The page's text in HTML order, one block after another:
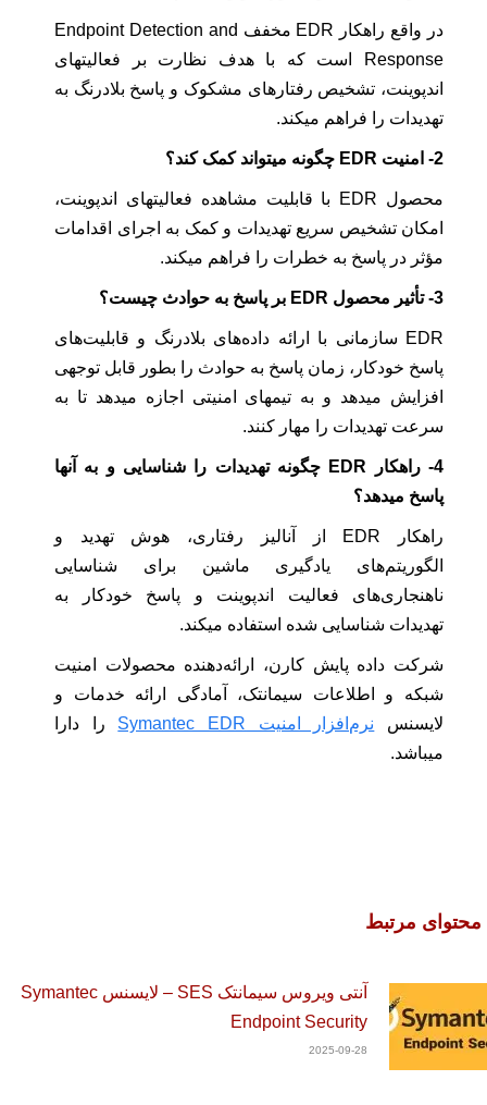
در واقع راهکار EDR مخفف Endpoint Detection and
Response است که با هدف نظارت بر فعالیتهای
اندپوینت، تشخیص رفتارهای مشکوک و پاسخ بلادرنگ به
تهدیدات را فراهم میکند.
2- امنیت EDR چگونه میتواند کمک کند؟
محصول EDR با قابلیت مشاهده فعالیتهای اندپوینت،
امکان تشخیص سریع تهدیدات و کمک به اجرای اقدامات
مؤثر در پاسخ به خطرات را فراهم میکند.
3- تأثیر محصول EDR بر پاسخ به حوادث چیست؟
EDR سازمانی با ارائه داده‌های بلادرنگ و قابلیت‌های
پاسخ خودکار، زمان پاسخ به حوادث را بطور قابل توجهی
افزایش میدهد و به تیمهای امنیتی اجازه میدهد تا به
سرعت تهدیدات را مهار کنند.
4- راهکار EDR چگونه تهدیدات را شناسایی و به آنها
پاسخ میدهد؟
راهکار EDR از آنالیز رفتاری، هوش تهدید و
الگوریتم‌های یادگیری ماشین برای شناسایی
ناهنجاری‌های فعالیت اندپوینت و پاسخ خودکار به
تهدیدات شناسایی شده استفاده میکند.
شرکت داده پایش کارن، ارائه‌دهنده محصولات امنیت
شبکه و اطلاعات سیمانتک، آمادگی ارائه خدمات و
لایسنس نرم‌افزار امنیت Symantec EDR
را دارا
میباشد.‌
محتوای مرتبط
آنتی ویروس سیمانتک SES – لایسنس Symantec
Endpoint Security
2025-09-28